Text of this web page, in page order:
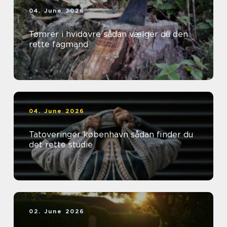
04. June 2026
Tømrer i hvidovre sådan vælger du den
rette fagmand
04. June 2026
Tatoveringer københavn sådan finder du
det rette studie
02. June 2026